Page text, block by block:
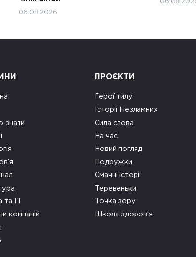
06.08.2026
знати
та ІТ
компаній
ПРОЄКТИ
Герої тилу
Історії Незламних
Сила слова
На часі
Новий погляд
Подружки
Смачні історії
Теревеньки
Точка зору
Школа здоров’я